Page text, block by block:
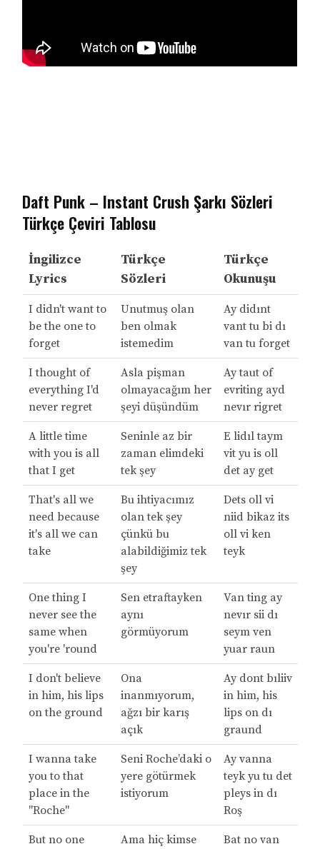
Daft Punk – Instant Crush Şarkı Sözleri
Türkçe Çeviri Tablosu
İngilizce
Lyrics
Türkçe
Sözleri
Türkçe
Okunuşu
I didn't want to
be the one to
forget
Unutmuş olan
ben olmak
istemedim
Ay didınt
vant tu bi dı
van tu forget
I thought of
everything I'd
never regret
Asla pişman
olmayacağım her
şeyi düşündüm
Ay taut of
evriting ayd
nevır rigret
A little time
with you is all
that I get
Seninle az bir
zaman elimdeki
tek şey
E lidıl taym
vit yu is oll
det ay get
That's all we
need because
it's all we can
take
Bu ihtiyacımız
olan tek şey
çünkü bu
alabildiğimiz tek
şey
Dets oll vi
niid bikaz its
oll vi ken
teyk
One thing I
never see the
same when
you're 'round
Sen etraftayken
aynı
görmüyorum
Van ting ay
nevır sii dı
seym ven
yuar raun
I don't believe
in him, his lips
on the ground
Ona
inanmıyorum,
ağzı bir karış
açık
Ay dont bıliiv
in him, his
lips on dı
graund
I wanna take
you to that
place in the
"Roche"
Seni Roche’daki o
yere götürmek
istiyorum
Ay vanna
teyk yu tu det
pleys in dı
Roş
But no one Ama hiç kimse Bat no van